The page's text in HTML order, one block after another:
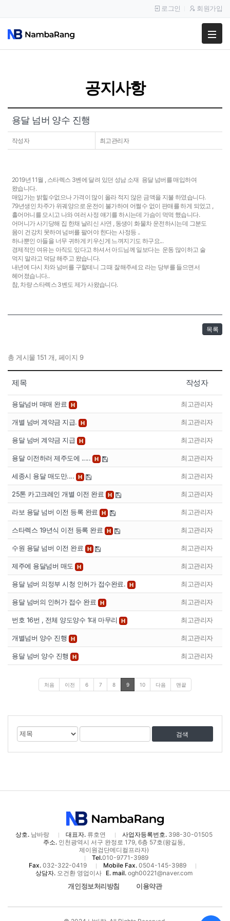
팔고
공지사항
이용후기
로그인 회원가입
공지사항
용달 넘버 양수 진행
작성자 최고관리자
2019년 11월 , 스타렉스 3벤에 달려 있던 성남 소재 용달 넘버를 매입하여
왔습니다.
매입가는 밝힐수없으나 가격이 많이 올라 적지 않은 금액을 지불 하였습니다.
79년생인 차주가 위궤양으로 운전이 불가하여 어쩔수 없이 판매를 하게 되었고 ,
홀어머니를 모시고 나와 여러 사정 얘기를 하시는데 가슴이 먹먹 했습니다.
어머니가 사기당해 집 한채 날리신 사연 , 동생이 화물차 운전하시는데 그분도
몸이 건강치 못하여 넘버를 팔어야 한다는 사정등 ..
하나뿐인 아들을 너무 귀하게 키우신게 느껴지기도 하구요...
경제적인 여유는 아직도 있다고 하셔서 아드님께 일보다는 운동 많이하고 술
먹지 말라고 덕담 해주고 왔습니다.
내년에 다시 차와 넘버를 구할테니 그 때 잘해주세요 라는 당부를 들으면서
헤어졌습니다..
참, 차량 스타렉스 3벤도 제가 사왔습니다.
목록
총 게시물 151 개, 페이지 9
제목 작성자
용달넘버 매매 완료 H 최고관리자
개별 넘버 계약금 지급. H 최고관리자
용달 넘버 계약금 지급 H 최고관리자
용달 이전하러 제주도에 ..... H 최고관리자
세종시 용달 매도만.... H 최고관리자
25톤 카고크레인 개별 이전 완료 H 최고관리자
라보 용달 넘버 이전 등록 완료 H 최고관리자
스타렉스 19년식 이전 등록 완료 H 최고관리자
수원 용달 넘버 이전 완료 H 최고관리자
제주에 용달넘버 매도 H 최고관리자
용달 넘버 의정부 시청 인허가 접수완료. H 최고관리자
용달 넘버의 인허가 접수 완료 H 최고관리자
번호 16번 , 전체 양도양수 1대 마무리 H 최고관리자
개별넘버 양수 진행 H 최고관리자
용달 넘버 양수 진행 H 최고관리자
처음 이전 6 7 8 9 10 다음 맨끝
게
물
검
색
대
검
어
상호.남바랑 대표자.류호연 사업자등록번호.398-30-01505
주소.인천광역시 서구 완정로 179, 6층 57호(왕길동,
제이원검단메디컬프라자)
Tel.010-9771-3989
Fax. 032-322-0419 Mobile Fax. 0504-145-3989
상담자.오건환 영업이사 E. mail.ogh00221@naver.com
개인정보처리방침 이용약관